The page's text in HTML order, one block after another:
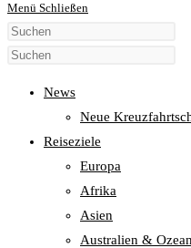
Menü Schließen
Diese
Website
News
Neue
Reiseziele
Europa
Afrika
Asien
Australien &